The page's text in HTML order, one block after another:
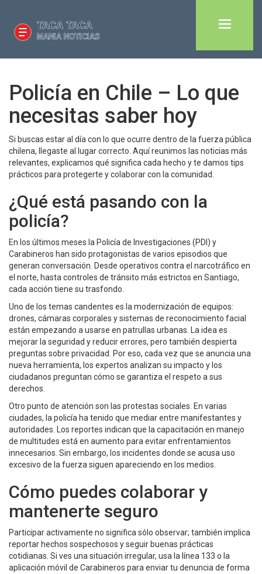
Policía en Chile – Lo que
necesitas saber hoy
Si buscas estar al día con lo que ocurre dentro de la fuerza pública
chilena, llegaste al lugar correcto. Aquí reunimos las noticias más
relevantes, explicamos qué significa cada hecho y te damos tips
prácticos para protegerte y colaborar con la comunidad.
¿Qué está pasando con la
policía?
En los últimos meses la Policía de Investigaciones (PDI) y
Carabineros han sido protagonistas de varios episodios que
generan conversación. Desde operativos contra el narcotráfico en
el norte, hasta controles de tránsito más estrictos en Santiago,
cada acción tiene su trasfondo.
Uno de los temas candentes es la modernización de equipos:
drones, cámaras corporales y sistemas de reconocimiento facial
están empezando a usarse en patrullas urbanas. La idea es
mejorar la seguridad y reducir errores, pero también despierta
preguntas sobre privacidad. Por eso, cada vez que se anuncia una
nueva herramienta, los expertos analizan su impacto y los
ciudadanos preguntan cómo se garantiza el respeto a sus
derechos.
Otro punto de atención son las protestas sociales. En varias
ciudades, la policía ha tenido que mediar entre manifestantes y
autoridades. Los reportes indican que la capacitación en manejo
de multitudes está en aumento para evitar enfrentamientos
innecesarios. Sin embargo, los incidentes donde se acusa uso
excesivo de la fuerza siguen apareciendo en los medios.
Cómo puedes colaborar y
mantenerte seguro
Participar activamente no significa sólo observar; también implica
reportar hechos sospechosos y seguir buenas prácticas
cotidianas. Si ves una situación irregular, usa la línea 133 o la
aplicación móvil de Carabineros para enviar tu denuncia de forma